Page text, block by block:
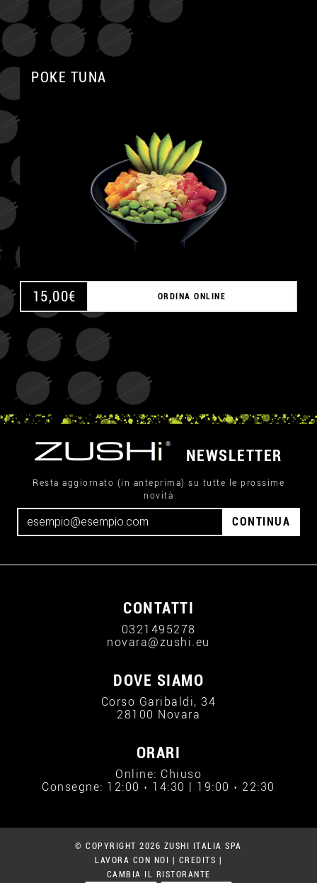
POKE TUNA
15,00€ ORDINA ONLINE
NEWSLETTER
Resta aggiornato (in anteprima) su tutte le prossime
novità
CONTINUA
CONTATTI
0321495278
novara@zushi.eu
DOVE SIAMO
Corso Garibaldi, 34
28100 Novara
ORARI
Online: Chiuso
Consegne: 12:00 › 14:30 | 19:00 › 22:30
© COPYRIGHT 2026 ZUSHI ITALIA SPA
LAVORA CON NOI
CREDITS
CAMBIA IL RISTORANTE